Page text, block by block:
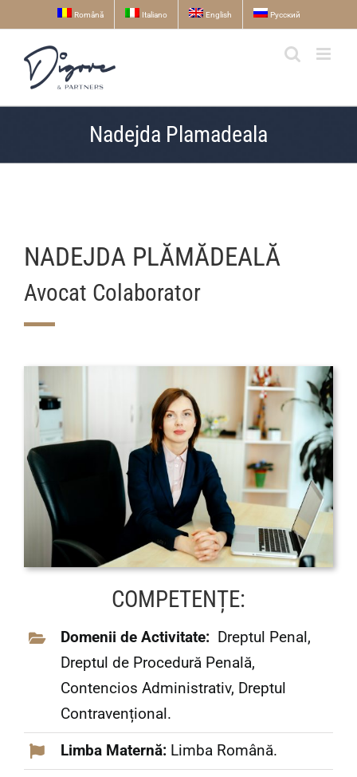
to
content
Română Italiano English Русский
Nadejda Plamadeala
NADEJDA PLĂMĂDEALĂ
Avocat Colaborator
COMPETENȚE:
Domenii de Activitate:Dreptul Penal,
Dreptul de Procedură Penală,
Contencios Administrativ, Dreptul
Contravențional.
Limba Maternă: Limba Română.